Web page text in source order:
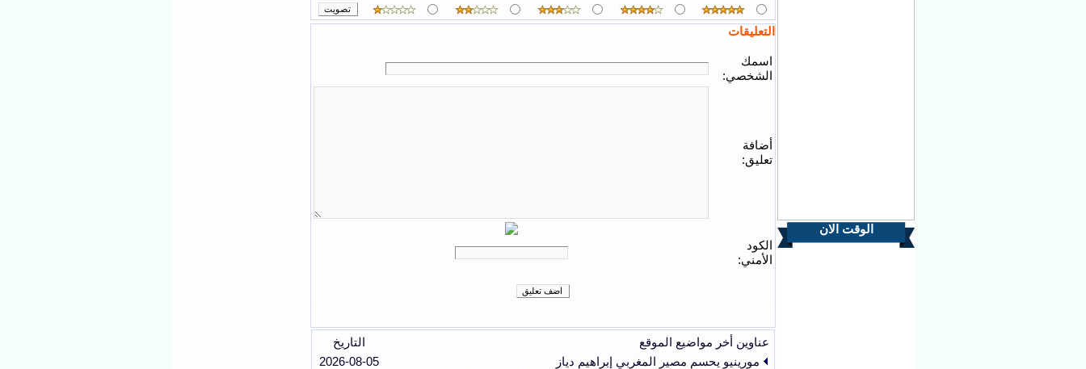
الوقت الان
التعليقات
اسمك
الشخصي:
أضافة
تعليق:
الكود
الأمني:
عناوين أخر مواضيع الموقع
التاريخ
مورينيو يحسم مصير المغربي إبراهيم دياز
2026-08-05